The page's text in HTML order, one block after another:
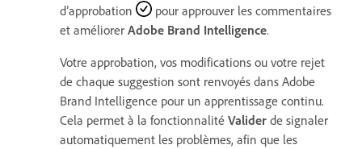
d’approbation
pour approuver les commentaires
et améliorer Adobe Brand Intelligence.
Votre approbation, vos modifications ou votre rejet
de chaque suggestion sont renvoyés dans Adobe
Brand Intelligence pour un apprentissage continu.
Cela permet à la fonctionnalité Valider de signaler
automatiquement les problèmes, afin que les